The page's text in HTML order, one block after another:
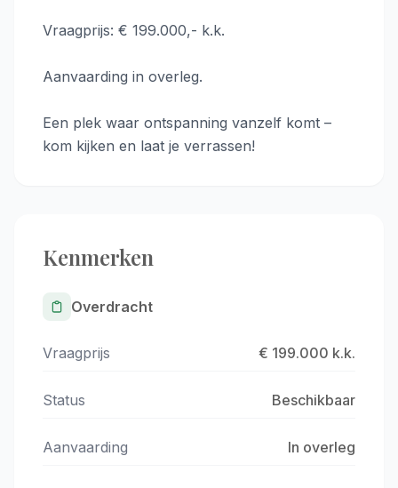
Vraagprijs: € 199.000,- k.k.
Aanvaarding in overleg.
Een plek waar ontspanning vanzelf komt –
kom kijken en laat je verrassen!
Kenmerken
Overdracht
Vraagprijs € 199.000 k.k.
Status Beschikbaar
Aanvaarding In overleg